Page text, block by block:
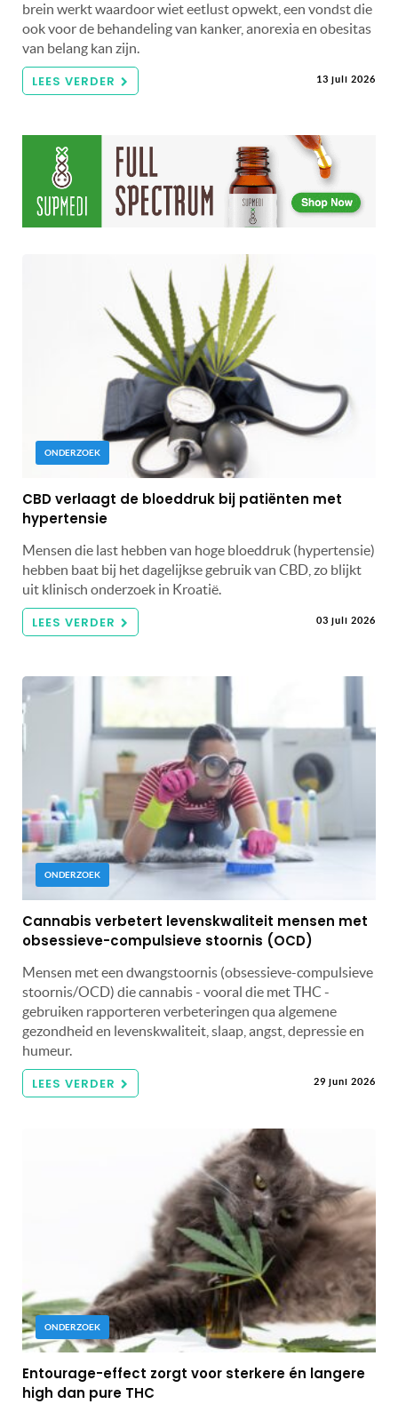
brein werkt waardoor wiet eetlust opwekt, een vondst die
ook voor de behandeling van kanker, anorexia en obesitas
van belang kan zijn.
LEES VERDER 13 juli 2026
ONDERZOEK
CBD verlaagt de bloeddruk bij patiënten met
hypertensie
Mensen die last hebben van hoge bloeddruk (hypertensie)
hebben baat bij het dagelijkse gebruik van CBD, zo blijkt
uit klinisch onderzoek in Kroatië.
LEES VERDER 03 juli 2026
ONDERZOEK
Cannabis verbetert levenskwaliteit mensen met
obsessieve-compulsieve stoornis (OCD)
Mensen met een dwangstoornis (obsessieve-compulsieve
stoornis/OCD) die cannabis - vooral die met THC -
gebruiken rapporteren verbeteringen qua algemene
gezondheid en levenskwaliteit, slaap, angst, depressie en
humeur.
LEES VERDER 29 juni 2026
ONDERZOEK
Entourage-effect zorgt voor sterkere én langere
high dan pure THC